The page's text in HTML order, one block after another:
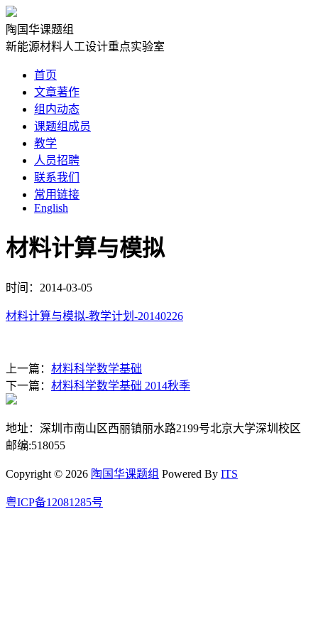
陶国华课题组
新能源材料人工设计重点实验室
首页
文章著作
组内动态
课题组成员
教学
人员招聘
联系我们
常用链接
English
材料计算与模拟
时间：2014-03-05
材料计算与模拟-教学计划-20140226
上一篇： 材料科学数学基础
下一篇： 材料科学数学基础 2014秋季
地址：深圳市南山区西丽镇丽水路2199号北京大学深圳校区
邮编:518055
Copyright © 2026 陶国华课题组 Powered By ITS
粤ICP备12081285号